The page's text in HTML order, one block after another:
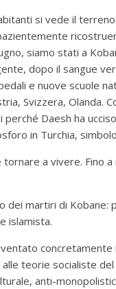
si vede il
siamo stati a
dopo il sangue
e nuove scuole
Svizzera, Olanda.
Daesh ha
in Turchia,
a vivere. Fino
dei martiri di
islamista.
concretamente
teorie socialiste
anti-